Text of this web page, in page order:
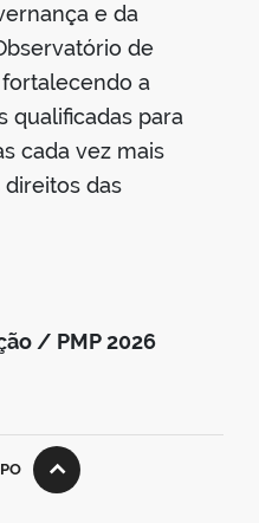
e da
de
a
qualificadas para
cada vez mais
das
/ PMP 2026